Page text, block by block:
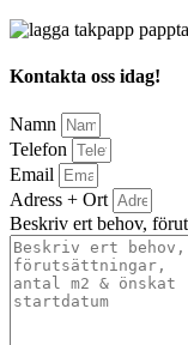
Kontakta oss idag!
Namn
Telefon
Email
Adress + Ort
Beskriv ert behov,